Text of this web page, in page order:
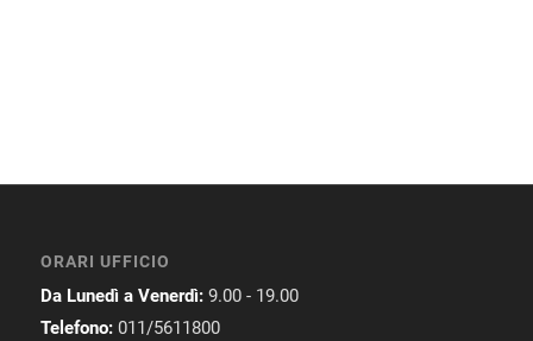
ORARI UFFICIO
Da Lunedì a Venerdì: 9.00 - 19.00
Telefono: 011/5611800